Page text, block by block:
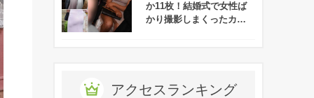
か11枚！結婚式で女性ば
かり撮影しまくったカメ
アクセスランキング